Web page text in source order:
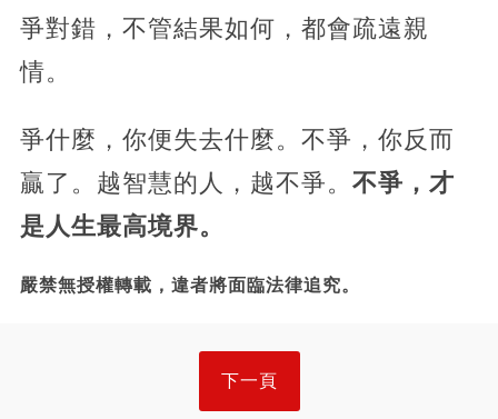
爭對錯，不管結果如何，都會疏遠親
情。
爭什麼，你便失去什麼。不爭，你反而
贏了。越智慧的人，越不爭。 不爭，才
是人生最高境界。
嚴禁無授權轉載，違者將面臨法律追究。
下一頁